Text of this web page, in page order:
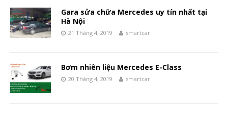
Gara sửa chữa Mercedes uy tín nhất tại
Hà Nội
21 Tháng 4, 2019 smartcar
Bơm nhiên liệu Mercedes E-Class
20 Tháng 4, 2019 smartcar